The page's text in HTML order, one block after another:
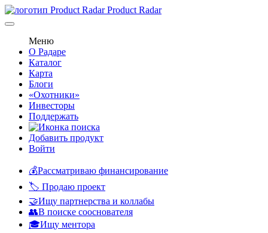
Product Radar
Меню
О Радаре
Каталог
Карта
Блоги
«Охотники»
Инвесторы
Поддержать
Добавить продукт
Войти
💰Рассматриваю финансирование
🏷️ Продаю проект
🤝Ищу партнерства и коллабы
👥В поиске сооснователя
🎓Ищу ментора